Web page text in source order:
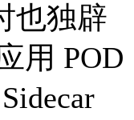
也独辟
用 POD